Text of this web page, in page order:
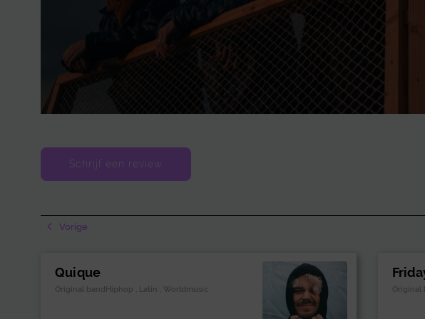
Schrijf een review
Vorige
Quique
Original bandHiphop , Latin , Worldmusic Original